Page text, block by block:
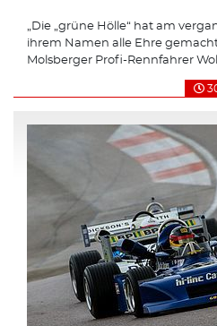
„Die „grüne Hölle“ hat am
ihrem Namen alle Ehre
Molsberger Profi-Rennfahrer